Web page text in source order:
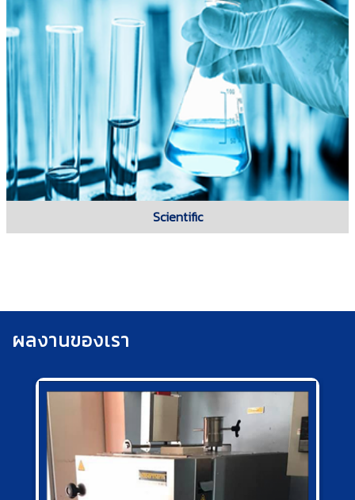
Scientific
ผลงานของเรา